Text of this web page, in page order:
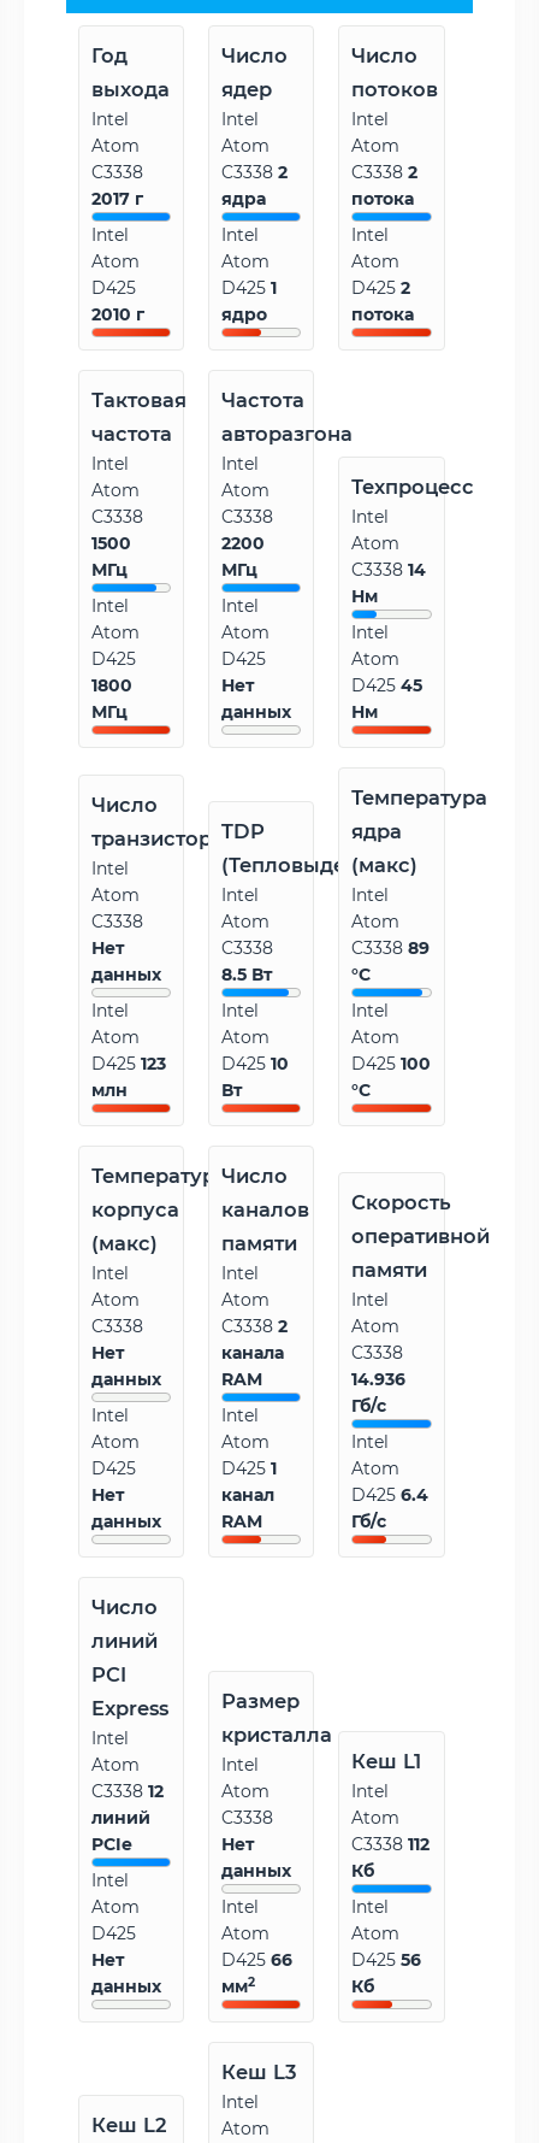
Год
выхода
Intel
Atom
C3338
2017 г
Intel
Atom
D425
2010 г
Число
ядер
Intel
Atom
C33382
ядра
Intel
Atom
D4251
ядро
Число
потоков
Intel
Atom
C33382
потока
Intel
Atom
D4252
потока
Тактовая
частота
Intel
Atom
C3338
1500
МГц
Intel
Atom
D425
1800
МГц
Частота
авторазгона
Intel
Atom
C3338
2200
МГц
Intel
Atom
D425
Нет
данных
Техпроцесс
Intel
Atom
C333814
Нм
Intel
Atom
D42545
Нм
Число
транзисторов
Intel
Atom
C3338
Нет
данных
Intel
Atom
D425 123
млн
TDP
(Тепловыделение)
Intel
Atom
C3338
8.5 Вт
Intel
Atom
D42510
Вт
Температура
ядра
(макс)
Intel
Atom
C333889
°C
Intel
Atom
D425100
°C
Температура
корпуса
(макс)
Intel
Atom
C3338
Нет
данных
Intel
Atom
D425
Нет
данных
Число
каналов
памяти
Intel
Atom
C33382
канала
RAM
Intel
Atom
D4251
канал
RAM
Скорость
оперативной
памяти
Intel
Atom
C3338
14.936
Гб/с
Intel
Atom
D4256.4
Гб/с
Число
линий
PCI
Express
Intel
Atom
C3338 12
линий
PCIe
Intel
Atom
D425
Нет
данных
Размер
кристалла
Intel
Atom
C3338
Нет
данных
Intel
Atom
D42566
мм2
Кеш L1
Intel
Atom
C3338112
Кб
Intel
Atom
D42556
Кб
Кеш L2
Кеш L3
Intel
Atom